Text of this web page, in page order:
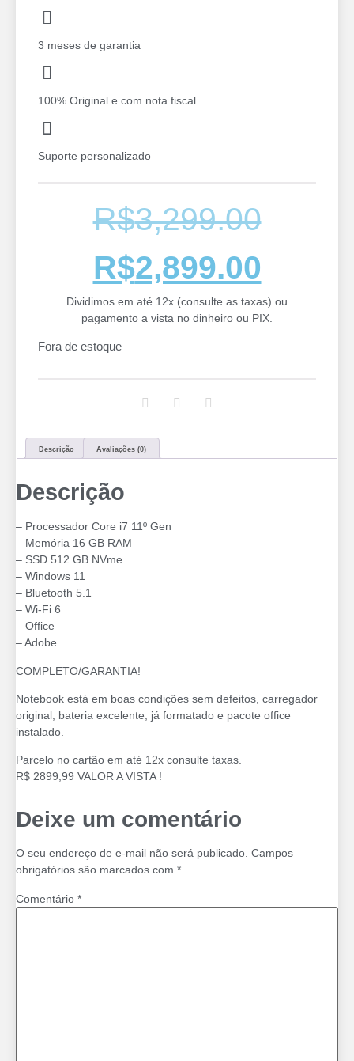
3 meses de garantia
100% Original e com nota fiscal
Suporte personalizado
R$3,299.00
R$2,899.00
Dividimos em até 12x (consulte as taxas) ou
pagamento a vista no dinheiro ou PIX.
Fora de estoque
Descrição Avaliações (0)
Descrição
– Processador Core i7 11º Gen
– Memória 16 GB RAM
– SSD 512 GB NVme
– Windows 11
– Bluetooth 5.1
– ⁠Wi-Fi 6
– Office
– Adobe
COMPLETO/GARANTIA!
Notebook está em boas condições sem defeitos, carregador
original, bateria excelente, já formatado e pacote office
instalado.
Parcelo no cartão em até 12x consulte taxas.
R$ 2899,99 VALOR A VISTA !
Deixe um comentário
O seu endereço de e-mail não será publicado. Campos
obrigatórios são marcados com *
Comentário *